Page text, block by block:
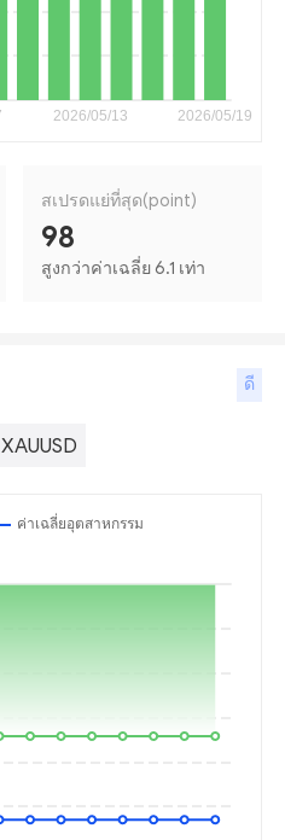
สเปรดแย่ที่สุด(point)
98
สูงกว่าค่าเฉลี่ย 6.1 เท่า
ดี
XAUUSD